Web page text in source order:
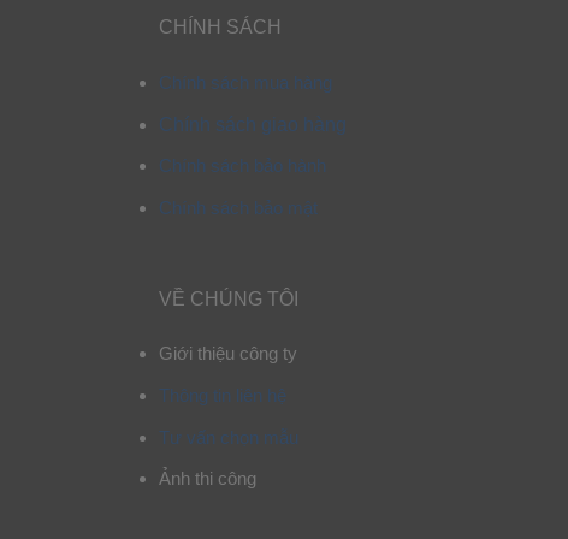
CHÍNH SÁCH
Chính sách mua hàng
Chính sách giao hàng
Chính sách bảo hành
Chính sách bảo mật
VỀ CHÚNG TÔI
Giới thiệu công ty
Thông tin liên hệ
Tư vấn chọn mẫu
Ảnh thi công